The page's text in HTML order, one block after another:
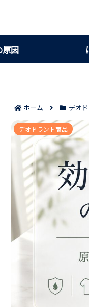
原因
ホーム デオ
体臭サ
デオドラント商品